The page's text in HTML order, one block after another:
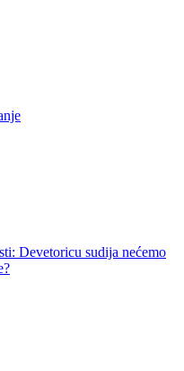
Devetoricu sudija nećemo